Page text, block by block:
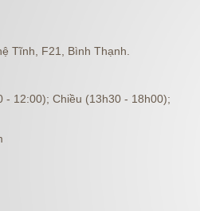
Tĩnh, F21, Bình Thạnh.
- 12:00); Chiều (13h30 - 18h00);